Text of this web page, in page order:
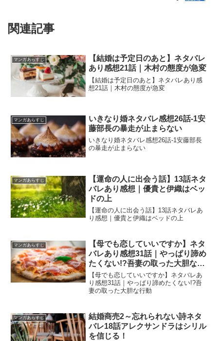
関連記事
マンガあらすじ
【結婚は予定日のあと】ネタバレ
あり感想21話｜木村の態度が急変
【結婚は予定日のあと】ネタバレあり感
想21話｜木村の態度が急変
マンガあらすじ
いきなり婚ネタバレ感想26話-1安
藤部長の暴走が止まらない
いきなり婚ネタバレ感想26話-1安藤部長
の暴走が止まらない
マンガあらすじ
【運命の人に出会う話】13話ネタ
バレあり感想｜優貴と伊織はベッ
ドの上
【運命の人に出会う話】13話ネタバレあ
り感想｜優貴と伊織はベッドの上
マンガあらすじ
【母でも恋していいですか】ネタ
バレあり感想31話｜やっぱり諦め
たくない!?吾妻の取った大胆な行
動
【母でも恋していいですか】ネタバレあ
り感想31話｜やっぱり諦めたくない!?吾
妻の取った大胆な行動
マンガあらすじ
結婚商売2～忘れられない詩ネタ
バレ18話アレクサンドラはシリル
を信じる！